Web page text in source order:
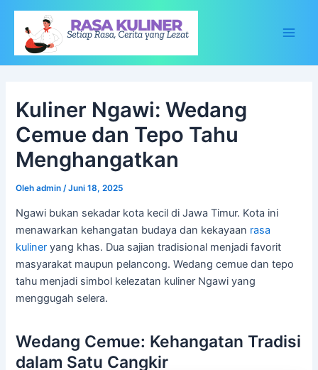
Lewati
konten
Kuliner Ngawi: Wedang
Cemue dan Tepo Tahu
Menghangatkan
Olehadmin/Juni 18, 2025
Ngawi bukan sekadar kota kecil di Jawa Timur. Kota ini
menawarkan kehangatan budaya dan kekayaan rasa
kuliner yang khas. Dua sajian tradisional menjadi favorit
masyarakat maupun pelancong. Wedang cemue dan tepo
tahu menjadi simbol kelezatan kuliner Ngawi yang
menggugah selera.
Wedang Cemue: Kehangatan Tradisi
dalam Satu Cangkir